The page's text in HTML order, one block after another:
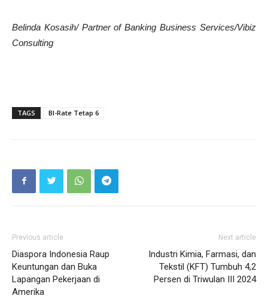
Belinda Kosasih/ Partner of Banking Business Services/Vibiz
Consulting
TAGS BI-Rate Tetap 6
Previous article
Diaspora Indonesia Raup
Keuntungan dan Buka
Lapangan Pekerjaan di
Amerika
Next article
Industri Kimia, Farmasi, dan
Tekstil (KFT) Tumbuh 4,2
Persen di Triwulan III 2024